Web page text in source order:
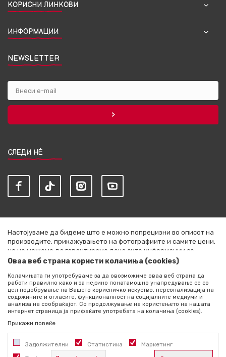
КОРИСНИ ЛИНКОВИ
ИНФОРМАЦИИ
NEWSLETTER
СЛЕДИ НЀ
Настојуваме да бидеме што е можно попрецизни во описот на
производите, прикажувањето на фотографиите и самите цени,
но не можеме да гарантираме дека сите информации се
комплетни и без грешки. Сите артикли прикажани на сајтот се
секој момент. Расположливоста на производите можете да ја
проверите со повик на +389 76 444 490
©2026 literatura.mk, Изработено одNB SOFT. Сите права
задржани.
Оваа веб страна користи колачиња (cookies)
Колачињата ги употребуваме за да овозможиме оваа веб страна да
работи правилно како и за нејзино понатамошно унапредување се со
цел подобрување на Вашето корисничко искуство, персонализација на
содржините и огласите, функционалност на социјалните медиуми и
анализа на сообраќајот. Со продолжување на користењето на нашата
интернет страница ја прифаќате употребата на колачиња (cookies).
Прикажи повеќе
Задолжителни Статистика Маркетинг